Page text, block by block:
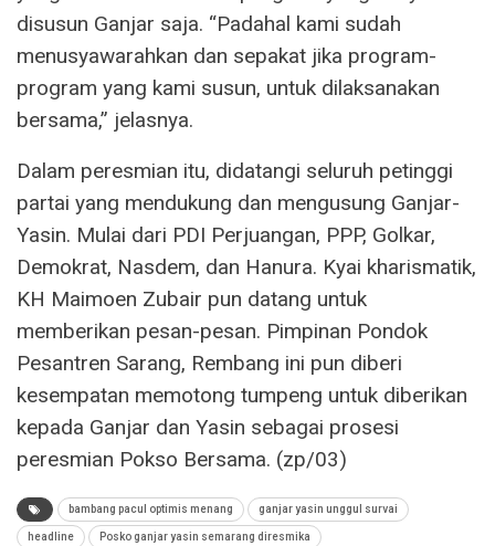
disusun Ganjar saja. “Padahal kami sudah
menusyawarahkan dan sepakat jika program-
program yang kami susun, untuk dilaksanakan
bersama,” jelasnya.
Dalam peresmian itu, didatangi seluruh petinggi
partai yang mendukung dan mengusung Ganjar-
Yasin. Mulai dari PDI Perjuangan, PPP, Golkar,
Demokrat, Nasdem, dan Hanura. Kyai kharismatik,
KH Maimoen Zubair pun datang untuk
memberikan pesan-pesan. Pimpinan Pondok
Pesantren Sarang, Rembang ini pun diberi
kesempatan memotong tumpeng untuk diberikan
kepada Ganjar dan Yasin sebagai prosesi
peresmian Pokso Bersama. (zp/03)
bambang pacul optimis menang ganjar yasin unggul survai
headline Posko ganjar yasin semarang diresmika